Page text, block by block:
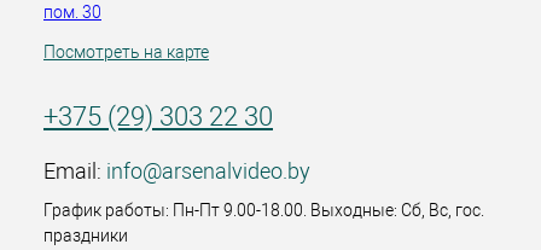
пом. 30
Посмотреть на карте
+375 (29) 303 22 30
Email: info@arsenalvideo.by
График работы: Пн-Пт 9.00-18.00. Выходные: Сб, Вс, гос.
праздники